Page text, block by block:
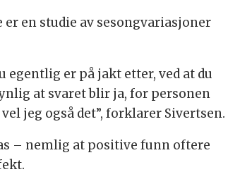
en studie av sesongvariasjoner
egentlig er på jakt etter, ved at du
at svaret blir ja, for personen
jeg også det”, forklarer Sivertsen.
– nemlig at positive funn oftere